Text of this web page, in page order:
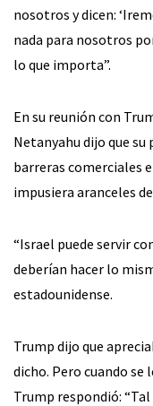
nosotros y dicen:
nada para nosotros
lo que importa”.
En su reunión con
Netanyahu dijo que
barreras comerciales
impusiera aranceles
“Israel puede servir
deberían hacer lo
estadounidense.
Trump dijo que
dicho. Pero cuando
Trump respondió: “Tal